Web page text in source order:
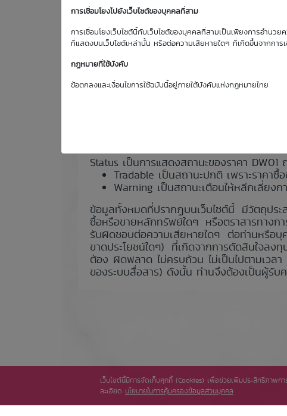
การเชื่อมโยงไปยังเว็บไซต์ของบุคคลที่สาม
การเชื่อมโยงเว็บไซต์นี้กับเว็บไซต์ของบุคคลที่สามเป็นเพียงการอำน
ที่แสดงบนเว็บไซต์เหล่านั้น หรือต่อความเสียหายใดๆ ที่เกิดขึ้นจากการเ
กฏหมายที่ใช้บังคับ
ข้อตกลงและเงื่อนไขการใช้ฉบับนี้อยู่ภายใต้บังคับแห่งกฏหมายไทย
Coming Soon New
Status เป็นการแสดงสถานะของราคา
Tradable เป็นสถานะปกติ เพราะราคา
Warning เป็นสถานะเตือนให้หลีกเลี่ยง
ข้อมูลทั้งหมดที่ปรากฏบนเว็บไซต์นี้ มีวัตถุประ
ซื้อหรือขายหลักทรัพย์ใดๆ หรือตราสารทางก
รับผิดชอบต่อความเสียหายใดๆ ต่อท่านหรือบุ
ขาดประโยชน์ใดๆ) ที่เกิดจากการตัดสินใจลง
ต้อง ผิดพลาด ไม่ครบถ้วน ไม่เป็นไปตามเว
ของระบบสื่อสาร) ดังนั้น ท่านจึงต้องเป็นผู้รับ
เว็บไซต์นี้มีการจัดเก็บคุกกี้ (Cookies) เพื่อช่วยเพิ่มประสิทธิภาพก
ละเอียด นโยบายในการคุ้มครองข้อมูลส่วนบุคคล